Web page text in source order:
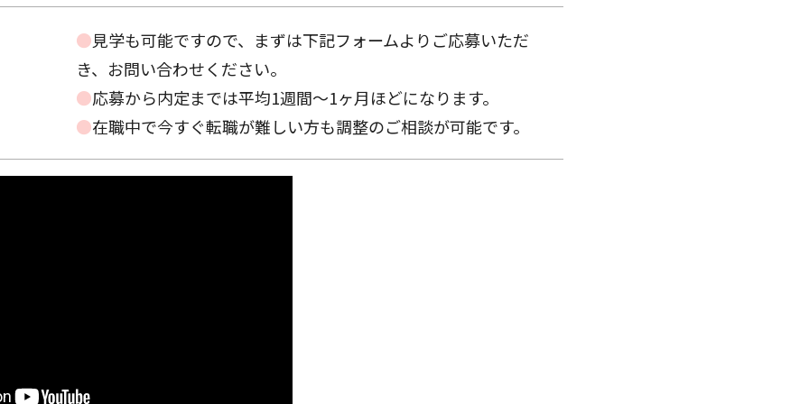
●見学も可能ですので、まずは下記フォームよりご応募いただ
き、お問い合わせください。
●応募から内定までは平均1週間～1ヶ月ほどになります。
●在職中で今すぐ転職が難しい方も調整のご相談が可能です。